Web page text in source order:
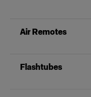
Air Remotes
Flashtubes